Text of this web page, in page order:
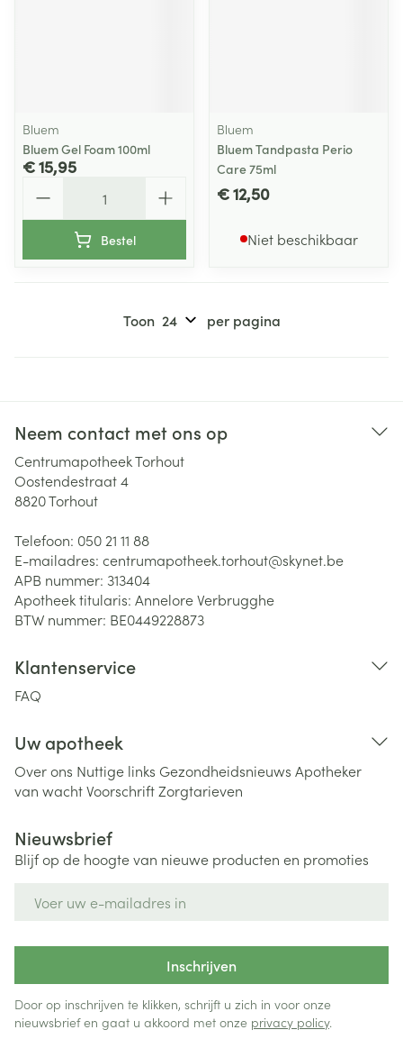
Bluem
Bluem Gel Foam 100ml
€ 15,95
Bestel
Bluem
Bluem Tandpasta Perio
Care 75ml
€ 12,50
Niet beschikbaar
Toon per pagina
Neem contact met ons op
Centrumapotheek Torhout
Oostendestraat 4
8820Torhout
Telefoon: 050 21 11 88
E-mailadres: centrumapotheek.torhout@skynet.be
APB nummer: 313404
Apotheek titularis: Annelore Verbrugghe
BTW nummer: BE0449228873
Klantenservice
FAQ
Uw apotheek
Over ons Nuttige links Gezondheidsnieuws Apotheker
van wachtVoorschriftZorgtarieven
Nieuwsbrief
Blijf op de hoogte van nieuwe producten en promoties
Inschrijven
Door op inschrijven te klikken, schrijft u zich in voor onze
nieuwsbrief en gaat u akkoord met onze privacy policy.